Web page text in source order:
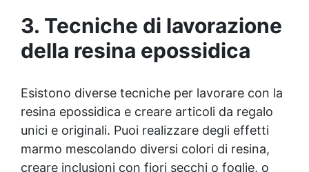
3. Tecniche di lavorazione
della resina epossidica
Esistono diverse tecniche per lavorare con la
resina epossidica e creare articoli da regalo
unici e originali. Puoi realizzare degli effetti
marmo mescolando diversi colori di resina,
creare inclusioni con fiori secchi o foglie, o